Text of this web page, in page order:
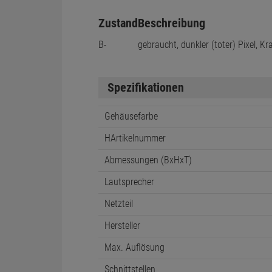
Zustand
B-
Beschreibung
gebraucht, dunkler (toter) Pixel,
Spezifikationen
Gehäusefarbe
HArtikelnummer
Abmessungen (BxHxT)
Lautsprecher
Netzteil
Hersteller
Max. Auflösung
Schnittstellen